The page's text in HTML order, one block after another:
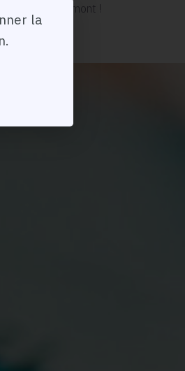
gare de Libramont !
la